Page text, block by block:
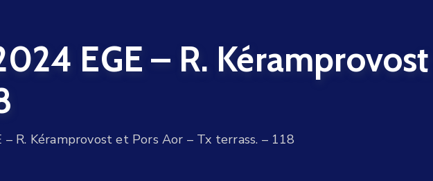
EGE – R.
– R. Kéramprovost et Pors Aor – Tx terrass. – 118